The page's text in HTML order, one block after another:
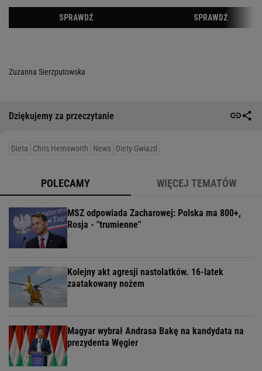
Zuzanna Sierzputowska
Dziękujemy za przeczytanie
Dieta Chris Hemsworth News Diety Gwiazd
POLECAMY WIĘCEJ TEMATÓW
MSZ odpowiada Zacharowej: Polska ma 800+,
Rosja - "trumienne"
Kolejny akt agresji nastolatków. 16-latek
zaatakowany nożem
Magyar wybrał Andrasa Bakę na kandydata na
prezydenta Węgier